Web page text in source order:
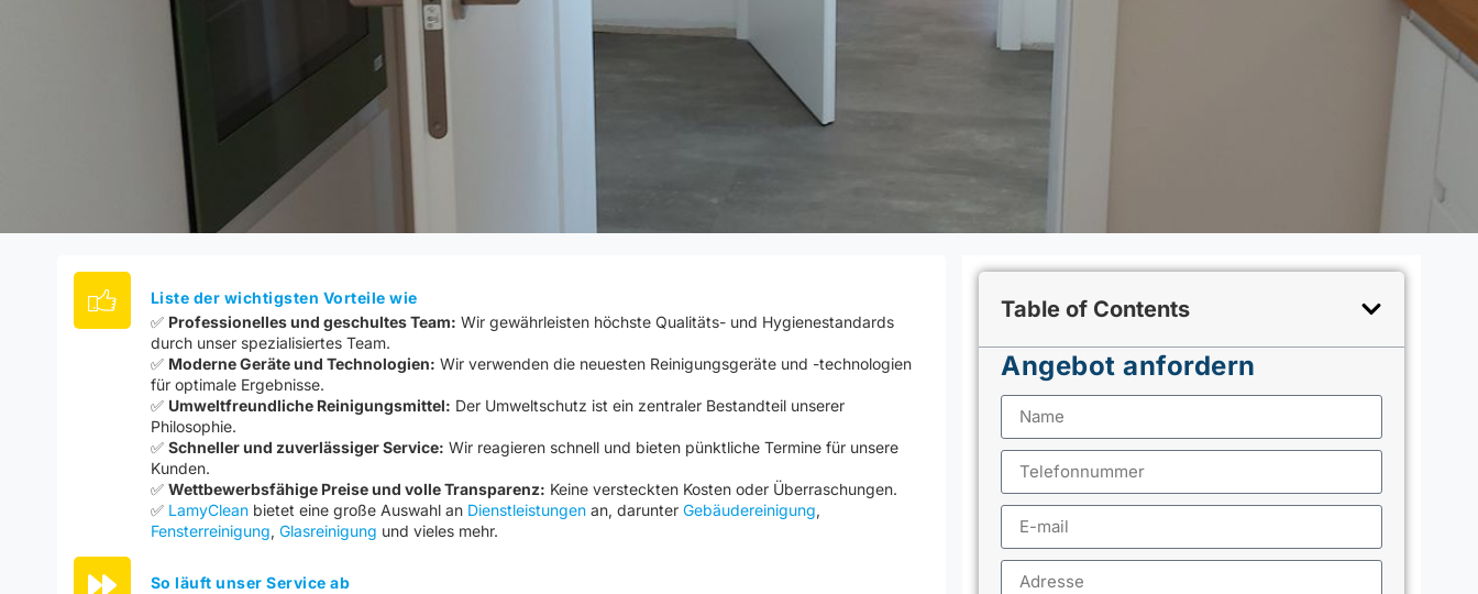
Liste der wichtigsten Vorteile wie
✅ Professionelles und geschultes Team: Wir gewährleisten höchste Qualitäts- und Hygienestandards
durch unser spezialisiertes Team.
✅ Moderne Geräte und Technologien: Wir verwenden die neuesten Reinigungsgeräte und -technologien
für optimale Ergebnisse.
✅ Umweltfreundliche Reinigungsmittel: Der Umweltschutz ist ein zentraler Bestandteil unserer
Philosophie.
✅ Schneller und zuverlässiger Service: Wir reagieren schnell und bieten pünktliche Termine für unsere
Kunden.
✅ Wettbewerbsfähige Preise und volle Transparenz: Keine versteckten Kosten oder Überraschungen.
✅ LamyCleanbietet eine große Auswahl an Dienstleistungenan, darunter Gebäudereinigung,
Fensterreinigung, Glasreinigung und vieles mehr.
So läuft unser Service ab
Table of Contents
Angebot anfordern